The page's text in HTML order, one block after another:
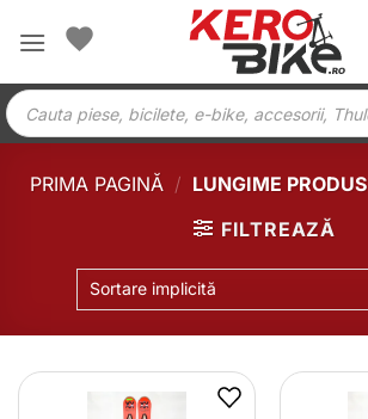
Products
search
PRIMA PAGINĂ / LUNGIME PRODUS
FILTREAZĂ
Sortare implicită